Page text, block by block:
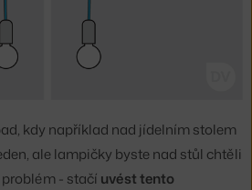
kdy například nad jídelním stolem
ale lampičky byste nad stůl chtěli
problém - stačí uvést tento